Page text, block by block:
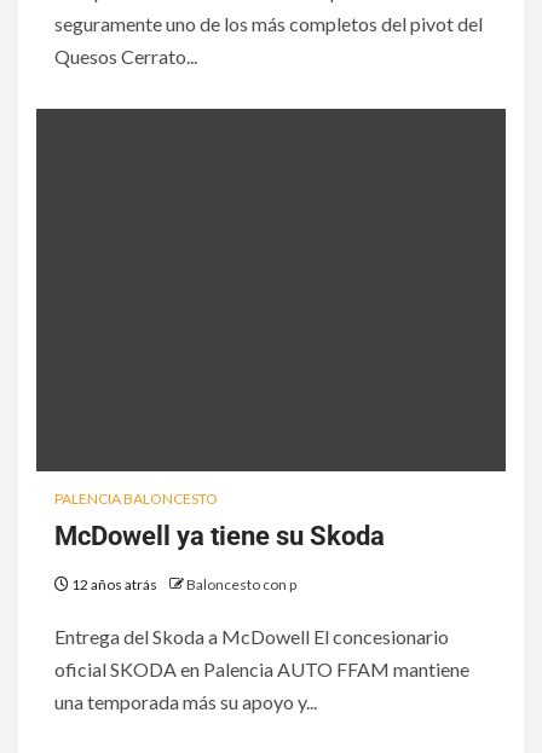
seguramente uno de los más completos del pivot del
Quesos Cerrato...
PALENCIA BALONCESTO
McDowell ya tiene su Skoda
12 años atrás Baloncesto con p
Entrega del Skoda a McDowell El concesionario
oficial SKODA en Palencia AUTO FFAM mantiene
una temporada más su apoyo y...